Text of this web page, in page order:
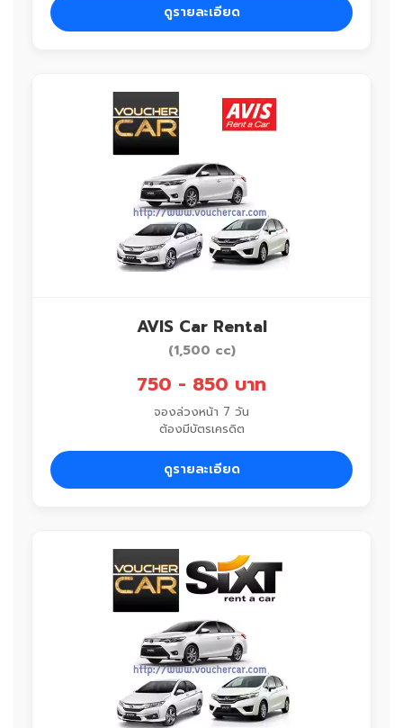
ดูรายละเอียด
AVIS Car Rental
(1,500 cc)
750 - 850 บาท
จองล่วงหน้า 7 วัน
ต้องมีบัตรเครดิต
ดูรายละเอียด